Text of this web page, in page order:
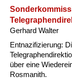
Gerhard Walter
Entnazifizierung:
über eine
Rosmanith.